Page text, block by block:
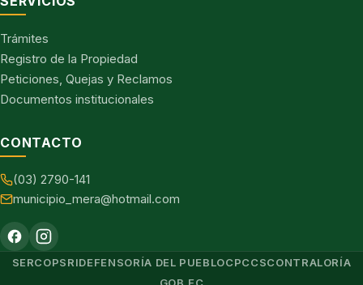
Trámites
Registro de la Propiedad
Peticiones, Quejas y Reclamos
Documentos institucionales
CONTACTO
(03) 2790-141
municipio_mera@hotmail.com
SERCOPSRIDEFENSORÍA DEL PUEBLOCPCCSCONTRALORÍA